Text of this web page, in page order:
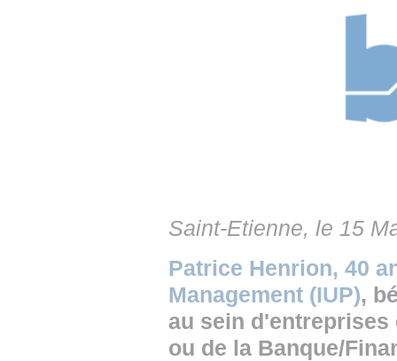
•
•
Saint-Etienne, le 15
Patrice Henrion, 40
Management (IUP),
au sein
ou de la Banque/